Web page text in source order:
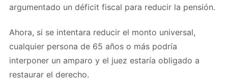
argumentado un déficit fiscal para reducir la pensión.
Ahora, si se intentara reducir el monto universal,
cualquier persona de 65 años o más podría
interponer un amparo y el juez estaría obligado a
restaurar el derecho.